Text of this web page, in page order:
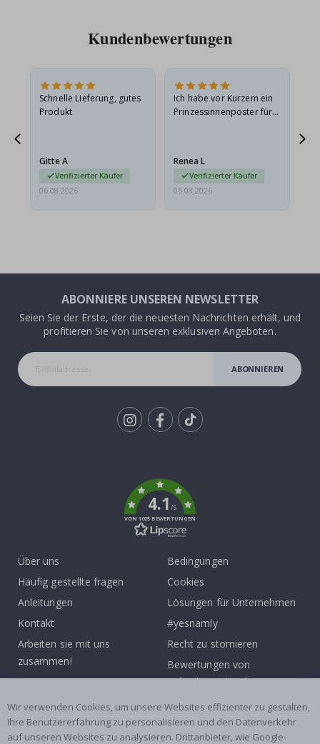
Kundenbewertungen
Schnelle Lieferung, gutes
Produkt
Gitte A
Verifizierter Käufer
06.08.2026
Ich habe vor Kurzem ein
Prinzessinnenposter für
beschädigt…
Renea L
Verifizierter Käufer
05.08.2026
ABONNIERE UNSEREN NEWSLETTER
Seien Sie der Erste, der die neuesten Nachrichten erhält, und
profitieren Sie von unseren exklusiven Angeboten.
ABONNIEREN
4.1/5
VON 1025 BEWERTUNGEN
Über uns
Häufig gestellte fragen
Anleitungen
Kontakt
Arbeiten sie mit uns
zusammen!
Inspiration
Bedingungen
Cookies
Lösungen für Unternehmen
#yesnamly
Recht zu stornieren
Bewertungen von
zufriedenen kunden
Beliebte Kategorien
Namensaufkleber Wandtattoos
Wir verwenden Cookies, um unsere Websites effizienter zu gestalten,
Ihre Benutzererfahrung zu personalisieren und den Datenverkehr
auf unseren Websites zu analysieren. Drittanbieter, wie Google-